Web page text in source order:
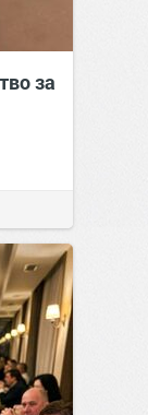
за